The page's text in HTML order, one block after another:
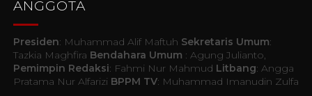
ANGGOTA
Presiden: Muhammad Alif Maftuh Sekretaris Umum:
Tazkia Maghfira Bendahara Umum : Agung Julianto,
Pemimpin Redaksi: Fahmi Nur Mahmud Litbang: Angga
Pratama Nur Alfarizi BPPM TV: Muhammad Imanudin Zulfa